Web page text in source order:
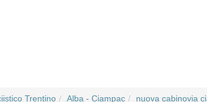
Trentino Alba - Ciampac nuova cabinovia